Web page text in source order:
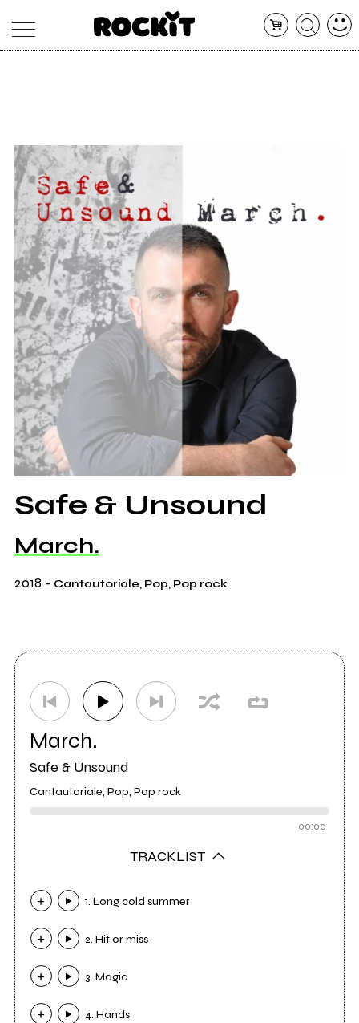
CONCERTI
SHOP
RADIO
Safe & Unsound
March.
2018 - Cantautoriale, Pop, Pop rock
March.
Safe & Unsound
Cantautoriale, Pop, Pop rock
00:00
TRACKLIST
1. Long cold summer
2. Hit or miss
3. Magic
4. Hands